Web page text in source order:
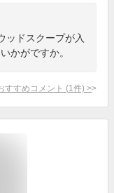
ッドスクープが入
かがですか。
すすめコメント (1 件) >